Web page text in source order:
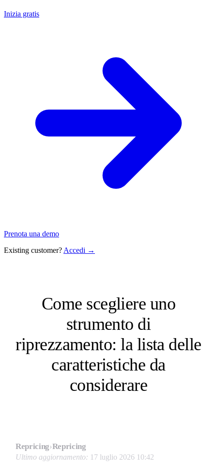
Inizia gratis
Prenota una demo
Existing customer? Accedi →
Come scegliere uno
strumento di
riprezzamento: la lista delle
caratteristiche da
considerare
Repricing›Repricing
Ultimo aggiornamento: 17 luglio 2026 10:42